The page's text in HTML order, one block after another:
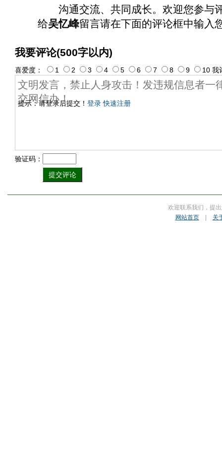
沟通交流、共同成长。欢迎您参与
给吴忆峰留言请在下面的评论框中输入
我要评论(500字以内)
提示：请登录后提交！ 登录 快速注册
喜爱度： 1 2 3 4 5 6 7 8 9 10 我
验证码：
欢迎联系我们，提
网站首页| 关